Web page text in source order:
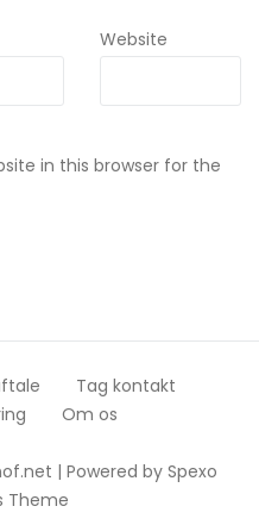
Website
in this browser for the
| Powered by Spexo
Theme
Tag kontakt
Om os